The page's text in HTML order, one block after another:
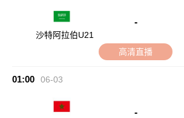
沙特阿拉伯U21
-
高清直播
01:00 06-03
-